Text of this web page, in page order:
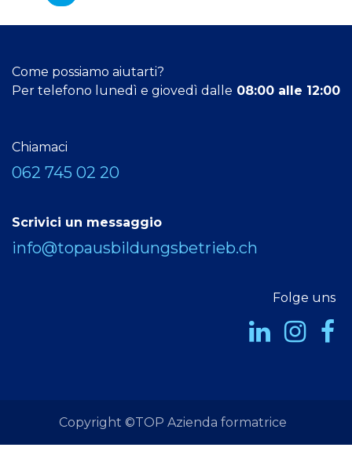
Come possiamo aiutarti?
Per telefono lunedì e giovedì dalle 08:00 alle 12:00
Chiamaci
062 745 02 20
Scrivici un messaggio
info@topausbildungsbetrieb.ch
Folge uns
Copyright ©TOP Azienda formatrice